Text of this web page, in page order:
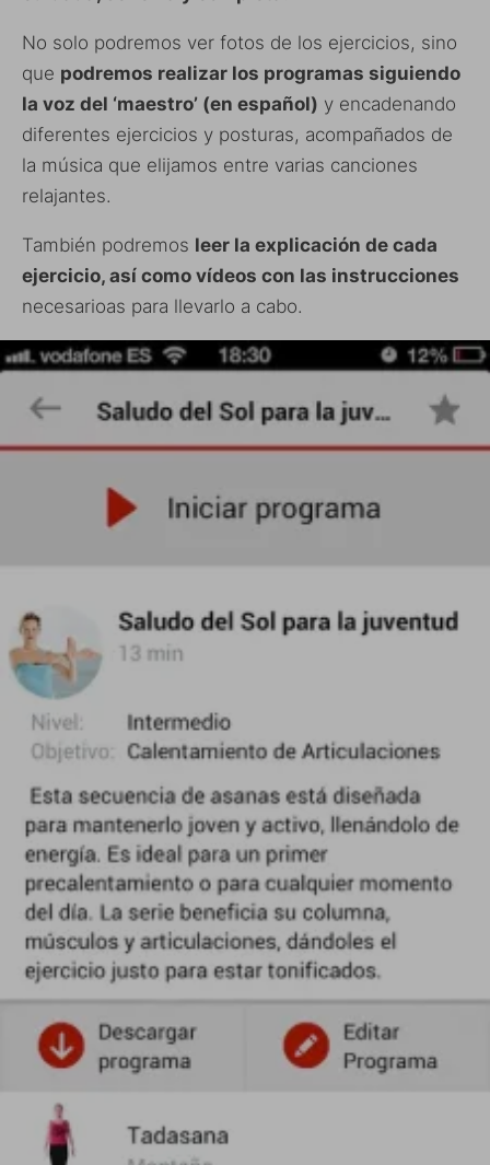
No solo podremos ver fotos de los ejercicios, sino
que podremos realizar los programas siguiendo
la voz del ‘maestro’ (en español) y encadenando
diferentes ejercicios y posturas, acompañados de
la música que elijamos entre varias canciones
relajantes.
También podremos leer la explicación de cada
ejercicio, así como vídeos con las instrucciones
necesarioas para llevarlo a cabo.